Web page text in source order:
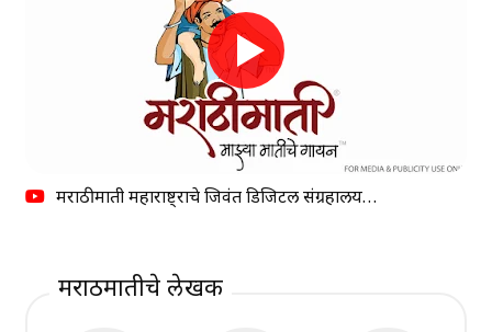
मराठीमाती महाराष्ट्राचे जिवंत डिजिटल संग्रहालय…
मराठीमातीचे लेखक